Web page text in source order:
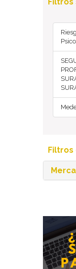
Filtros